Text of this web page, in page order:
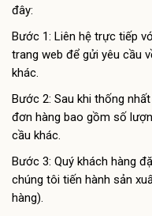
đây:
Bước 1: Liên hệ trực tiếp
trang web để gửi yêu cầu
khác.
Bước 2: Sau khi thống
đơn hàng bao gồm số
cầu khác.
Bước 3: Quý khách hàng
chúng tôi tiến hành sản
hàng).